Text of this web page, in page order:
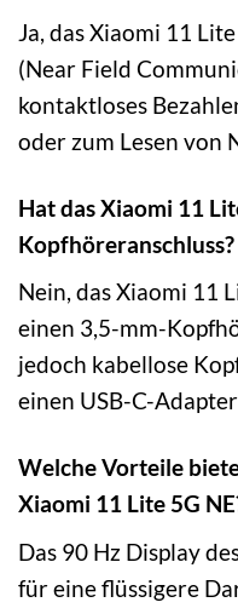
Ja, das Xiaomi 11
(Near Field
kontaktloses
oder zum Lesen von
Hat das Xiaomi 11
Kopfhöreranschluss?
Nein, das Xiaomi 11
einen 3,5-mm-
jedoch kabellose
einen USB-C-
Welche Vorteile
Xiaomi 11 Lite 5G
Das 90 Hz Display
für eine flüssigere